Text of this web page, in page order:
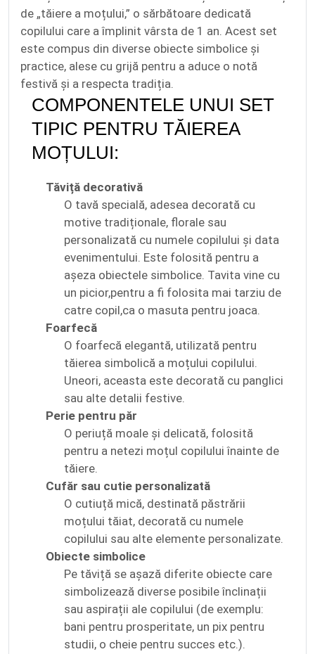
de „tăiere a moțului,” o sărbătoare dedicată
copilului care a împlinit vârsta de 1 an. Acest set
este compus din diverse obiecte simbolice și
practice, alese cu grijă pentru a aduce o notă
festivă și a respecta tradiția.
COMPONENTELE UNUI SET
TIPIC PENTRU TĂIEREA
MOȚULUI:
Tăviță decorativă
O tavă specială, adesea decorată cu
motive tradiționale, florale sau
personalizată cu numele copilului și data
evenimentului. Este folosită pentru a
așeza obiectele simbolice. Tavita vine cu
un picior,pentru a fi folosita mai tarziu de
catre copil,ca o masuta pentru joaca.
Foarfecă
O foarfecă elegantă, utilizată pentru
tăierea simbolică a moțului copilului.
Uneori, aceasta este decorată cu panglici
sau alte detalii festive.
Perie pentru păr
O periuță moale și delicată, folosită
pentru a netezi moțul copilului înainte de
tăiere.
Cufăr sau cutie personalizată
O cutiuță mică, destinată păstrării
moțului tăiat, decorată cu numele
copilului sau alte elemente personalizate.
Obiecte simbolice
Pe tăviță se așază diferite obiecte care
simbolizează diverse posibile înclinații
sau aspirații ale copilului (de exemplu:
bani pentru prosperitate, un pix pentru
studii, o cheie pentru succes etc.).